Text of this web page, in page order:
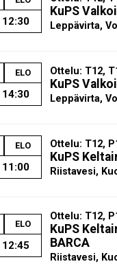
12:30
KuPS
Leppävirta,
ELO
14:30
Ottelu: T12,
KuPS
Leppävirta,
ELO
11:00
Ottelu: T12,
KuPS
Riistavesi,
ELO
12:45
Ottelu: T12,
KuPS
BARCA
Riistavesi,